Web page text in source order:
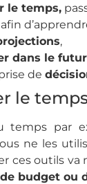
le temps,
,
dans le futur
de
le
temps par
ne les
ces outils
budget ou